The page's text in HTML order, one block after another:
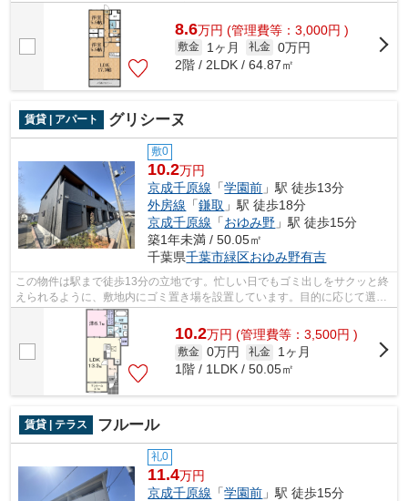
ので、アクセスの良い物件です。家でパ...
8.6万円 (管理費等：3,000円 )
敷金 1ヶ月 礼金 0万円
2階 / 2LDK / 64.87㎡
賃貸 | アパート グリシーヌ
敷0
10.2万円
京成千原線 「学園前 」駅 徒歩13分
外房線 「鎌取 」駅 徒歩18分
京成千原線 「おゆみ野 」駅 徒歩15分
築1年未満 / 50.05㎡
千葉県千葉市緑区おゆみ野有吉
この物件は駅まで徒歩13分の立地です。忙しい日でもゴミ出しをサクッと終
えられるように、敷地内にゴミ置き場を設置しています。目的に応じて選べ
る2駅利用可能な物件です。家でパソコ...
10.2万円 (管理費等：3,500円 )
敷金 0万円 礼金
1ヶ月
1階 / 1LDK / 50.05㎡
賃貸 | テラス フルール
礼0
11.4万円
京成千原線 「学園前 」駅 徒歩15分